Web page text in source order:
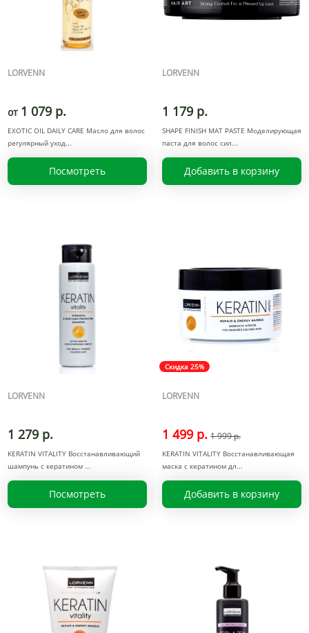
LORVENN
от 1 079 р.
EXOTIC OIL DAILY CARE Масло для волос
регулярный уход
Посмотреть
LORVENN
1 179 р.
SHAPE FINISH MAT PASTE Моделирующая
паста для волос сил
Добавить в корзину
LORVENN
1 279 р.
KERATIN VITALITY Восстанавливающий
шампунь с кератином
Посмотреть
Скидка 25%
LORVENN
1 499 р. 1 999 р.
KERATIN VITALITY Восстанавливающая
маска с кератином дл
Добавить в корзину